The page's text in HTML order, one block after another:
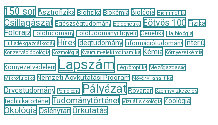
150 sor Asztrofizika Biofizika Biokémia Biológia Biomimetika
Csillagászat Egészségtudomány Epigenetika Eötvös 100 Fizika
Földrajz Földtudomány Földtudományi figyelő Genetika
Halbiológia
Hulladékgazdálkodás
Hírek Idegtudomány Információtudomány Interjú
Konzervációbiológia Kozmológia Kvantum-elektrodinamika Kémia Környezetkémia
Környezetvédelem Lapszám Légköroptika
Mezőgazdaság
Mikrofluidika
Nemzeti Agykutatási Program Növényi analitika
Orvostudomány Pomológia Pályázat Rovartan Szennyvízkezelés
Technikatörténet Tudománytörténet Vizuális ökológia Zoológia
Ökológia Őslénytan Űrkutatás